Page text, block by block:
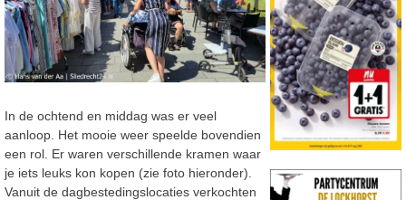
In de ochtend en middag was er veel
aanloop. Het mooie weer speelde bovendien
een rol. Er waren verschillende kramen waar
je iets leuks kon kopen (zie foto hieronder).
Vanuit de dagbestedingslocaties verkochten